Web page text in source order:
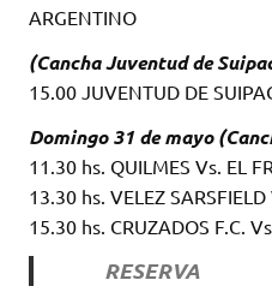
ARGENTINO
(Cancha Juventud de
15.00 JUVENTUD DE
Domingo 31 de mayo
11.30 hs. QUILMES Vs. EL
13.30 hs. VELEZ
15.30 hs. CRUZADOS F.C.
RESERVA